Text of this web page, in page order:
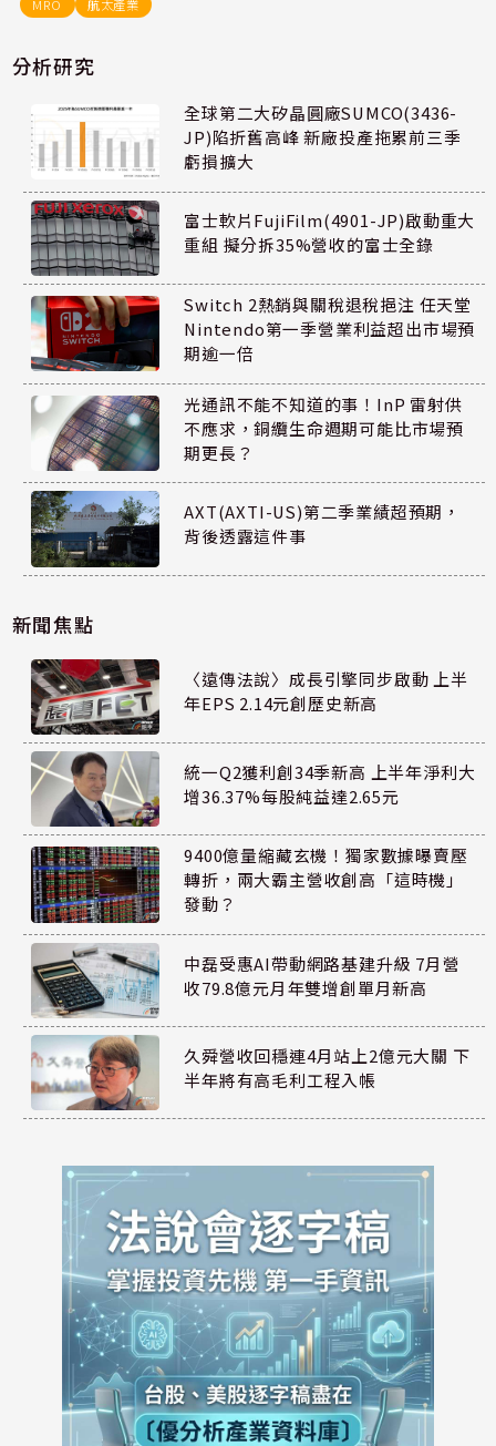
MRO 航太產業
分析研究
全球第二大矽晶圓廠SUMCO(3436-
JP)陷折舊高峰 新廠投產拖累前三季
虧損擴大
富士軟片FujiFilm(4901-JP)啟動重大
重組 擬分拆35%營收的富士全錄
Switch 2熱銷與關稅退稅挹注 任天堂
Nintendo第一季營業利益超出市場預
期逾一倍
光通訊不能不知道的事！InP 雷射供
不應求，銅纜生命週期可能比市場預
期更長？
AXT(AXTI-US)第二季業績超預期，
背後透露這件事
新聞焦點
〈遠傳法說〉成長引擎同步啟動 上半
年EPS 2.14元創歷史新高
統一Q2獲利創34季新高 上半年淨利大
增36.37%每股純益達2.65元
9400億量縮藏玄機！獨家數據曝賣壓
轉折，兩大霸主營收創高「這時機」
發動？
中磊受惠AI帶動網路基建升級 7月營
收79.8億元月年雙增創單月新高
久舜營收回穩連4月站上2億元大關 下
半年將有高毛利工程入帳